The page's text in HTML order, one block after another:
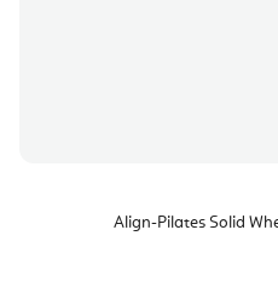
Align-Pilates Solid